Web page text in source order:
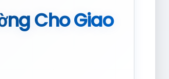
Cho Giao